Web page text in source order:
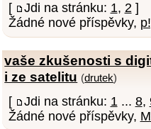
[ Jdi na stránku: 1, 2]
Žádné nové příspěvky,
vaše zkušenosti s
i ze satelitu (drutek)
[ Jdi na stránku: 1 ... 8,
Žádné nové příspěvky,